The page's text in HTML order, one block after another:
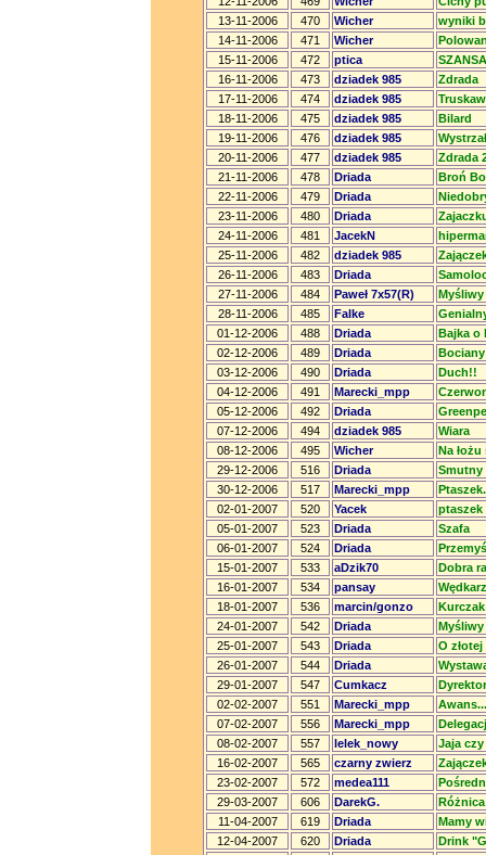
13-11-2006
470 Wicher
wyniki
14-11-2006
471 Wicher
15-11-2006
472 ptica
SZANSA
16-11-2006
473 dziadek 985
Zdrada
17-11-2006
474 dziadek 985
18-11-2006
475 dziadek 985
Bilard
19-11-2006
476 dziadek 985
Wystrzał
20-11-2006
477 dziadek 985
Zdrada
21-11-2006
478 Driada
Broń
22-11-2006
479 Driada
23-11-2006
480 Driada
24-11-2006
481 JacekN
25-11-2006
482 dziadek 985
26-11-2006
483 Driada
27-11-2006
484 Paweł 7x57(R)
Myśliwy
28-11-2006
485 Falke
01-12-2006
488 Driada
Bajka o
02-12-2006
489 Driada
Bociany
03-12-2006
490 Driada
Duch!!
04-12-2006
491 Marecki_mpp
05-12-2006
492 Driada
07-12-2006
494 dziadek 985
Wiara
08-12-2006
495 Wicher
Na
29-12-2006
516 Driada
Smutny
30-12-2006
517 Marecki_mpp
Ptaszek.
02-01-2007
520 Yacek
ptaszek
05-01-2007
523 Driada
Szafa
06-01-2007
524 Driada
15-01-2007
533 aDzik70
Dobra
16-01-2007
534 pansay
18-01-2007
536 marcin/gonzo
24-01-2007
542 Driada
25-01-2007
543 Driada
O
26-01-2007
544 Driada
29-01-2007
547 Cumkacz
02-02-2007
551 Marecki_mpp
07-02-2007
556 Marecki_mpp
08-02-2007
557 lelek_nowy
Jaja
16-02-2007
565 czarny zwierz
23-02-2007
572 medea111
29-03-2007
606 DarekG.
Różnica
11-04-2007
619 Driada
Mamy
12-04-2007
620 Driada
Drink